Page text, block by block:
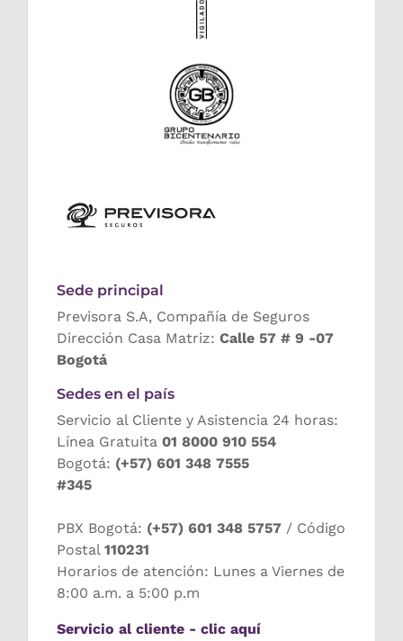
Sede principal
Previsora S.A, Compañía de Seguros
Dirección Casa Matriz: Calle 57 # 9 -07
Bogotá
Sedes en el país
Servicio al Cliente y Asistencia 24 horas:
Línea Gratuita 01 8000 910 554
Bogotá: (+57) 601 348 7555
#345
PBX Bogotá: (+57) 601 348 5757 / Código
Postal 110231
Horarios de atención: Lunes a Viernes de
8:00 a.m. a 5:00 p.m
Servicio al cliente - clic aquí